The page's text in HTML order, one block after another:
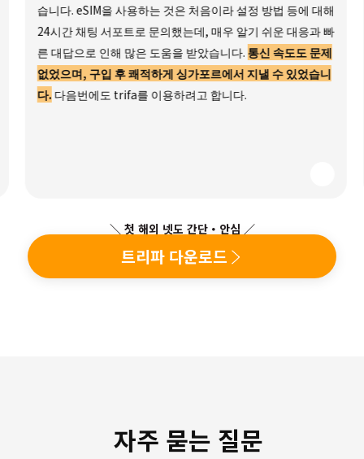
습니다. eSIM을 사용하는 것은 처음이라 설정 방법 등에 대해
24시간 채팅 서포트로 문의했는데, 매우 알기 쉬운 대응과 빠
른 대답으로 인해 많은 도움을 받았습니다. 통신 속도도 문제
없었으며, 구입 후 쾌적하게 싱가포르에서 지낼 수 있었습니
다. 다음번에도 trifa를 이용하려고 합니다.
＼ 첫 해외 넷도 간단・안심 ／
트리파 다운로드
자주 묻는 질문